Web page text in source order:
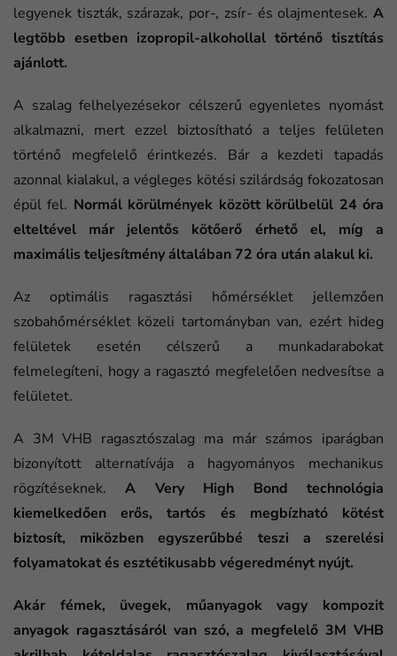
legyenek tiszták, szárazak, por-, zsír- és olajmentesek. A
legtöbb esetben izopropil-alkohollal történő tisztítás
ajánlott.
A szalag felhelyezésekor célszerű egyenletes nyomást
alkalmazni, mert ezzel biztosítható a teljes felületen
történő megfelelő érintkezés. Bár a kezdeti tapadás
azonnal kialakul, a végleges kötési szilárdság fokozatosan
épül fel. Normál körülmények között körülbelül 24 óra
elteltével már jelentős kötőerő érhető el, míg a
maximális teljesítmény általában 72 óra után alakul ki.
Az optimális ragasztási hőmérséklet jellemzően
szobahőmérséklet közeli tartományban van, ezért hideg
felületek esetén célszerű a munkadarabokat
felmelegíteni, hogy a ragasztó megfelelően nedvesítse a
felületet.
A 3M VHB ragasztószalag ma már számos iparágban
bizonyított alternatívája a hagyományos mechanikus
rögzítéseknek.A Very High Bond technológia
kiemelkedően erős, tartós és megbízható kötést
biztosít, miközben egyszerűbbé teszi a szerelési
folyamatokat és esztétikusabb végeredményt nyújt.
Akár fémek, üvegek, műanyagok vagy kompozit
anyagok ragasztásáról van szó, a megfelelő 3M VHB